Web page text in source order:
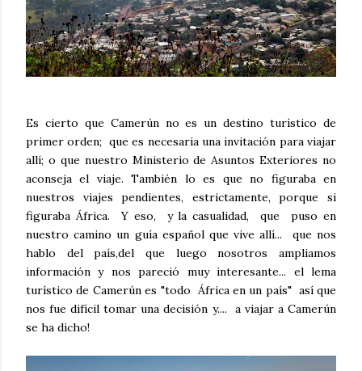
Es cierto que Camerún no es un destino turístico de
primer orden; que es necesaria una invitación para viajar
allí; o que nuestro Ministerio de Asuntos Exteriores no
aconseja el viaje. También lo es que no figuraba en
nuestros viajes pendientes, estrictamente, porque si
figuraba África. Y eso, y la casualidad, que puso en
nuestro camino un guía español que vive allí... que nos
hablo del país,del que luego nosotros ampliamos
información y nos pareció muy interesante... el lema
turístico de Camerún es "todo África en un país" así que
nos fue difícil tomar una decisión y.... a viajar a Camerún
se ha dicho!